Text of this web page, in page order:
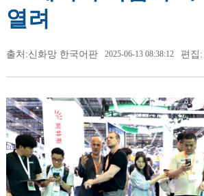
열려
출처:신화망 한국어판 2025-06-13 08:38:12 편집